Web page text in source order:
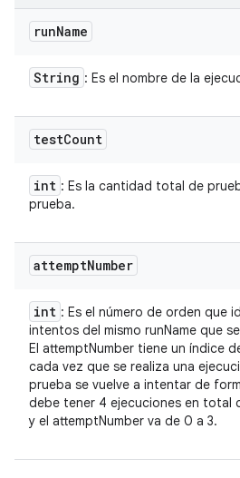
runName
String : Es el nombre de la
testCount
int : Es la cantidad total de
prueba.
attemptNumber
int : Es el número de orden que
intentos del mismo runName que
El attemptNumber tiene un índice
cada vez que se realiza una
prueba se vuelve a intentar de
debe tener 4 ejecuciones en total
y el attemptNumber va de 0 a 3.